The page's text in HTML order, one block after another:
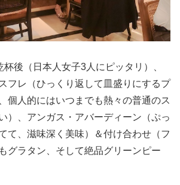
杯後（日本人女子3人にピッタリ）、
フレ（ひっくり返して皿盛りにするプ
個人的にはいつまでも熱々の普通のス
）、アンガス・アバーディーン（ぷっ
て、滋味深く美味）＆付け合わせ（フ
グラタン、そして絶品グリーンピー